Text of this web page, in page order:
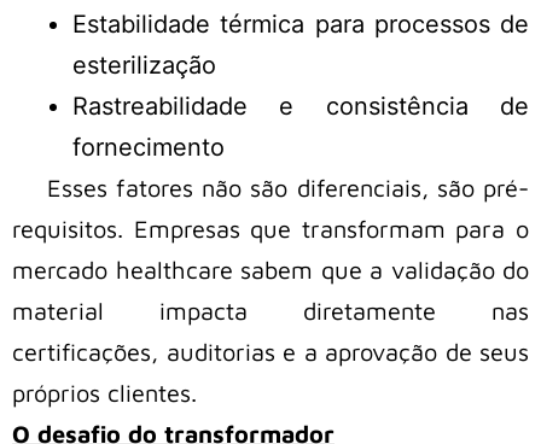
Estabilidade térmica para processos de
esterilização
Rastreabilidade e consistência de
fornecimento
Esses fatores não são diferenciais, são pré-
requisitos. Empresas que transformam para o
mercado healthcare sabem que a validação do
material impacta diretamente nas
certificações, auditorias e a aprovação de seus
próprios clientes.
O desafio do transformador